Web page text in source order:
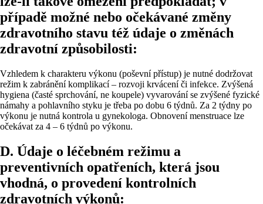
případě možné nebo očekávané změny
zdravotního stavu též údaje o změnách
zdravotní způsobilosti:
Vzhledem k charakteru výkonu (poševní přístup) je nutné dodržovat
režim k zabránění komplikací – rozvoji krvácení či infekce. Zvýšená
hygiena (časté sprchování, ne koupele) vyvarování se zvýšené fyzické
námahy a pohlavního styku je třeba po dobu 6 týdnů. Za 2 týdny po
výkonu je nutná kontrola u gynekologa. Obnovení menstruace lze
očekávat za 4 – 6 týdnů po výkonu.
D. Údaje o léčebném režimu a
preventivních opatřeních, která jsou
vhodná, o provedení kontrolních
zdravotních výkonů: